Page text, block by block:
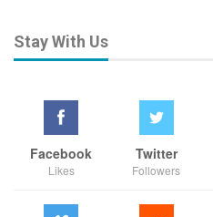
Stay With Us
Facebook
Likes
Twitter
Followers